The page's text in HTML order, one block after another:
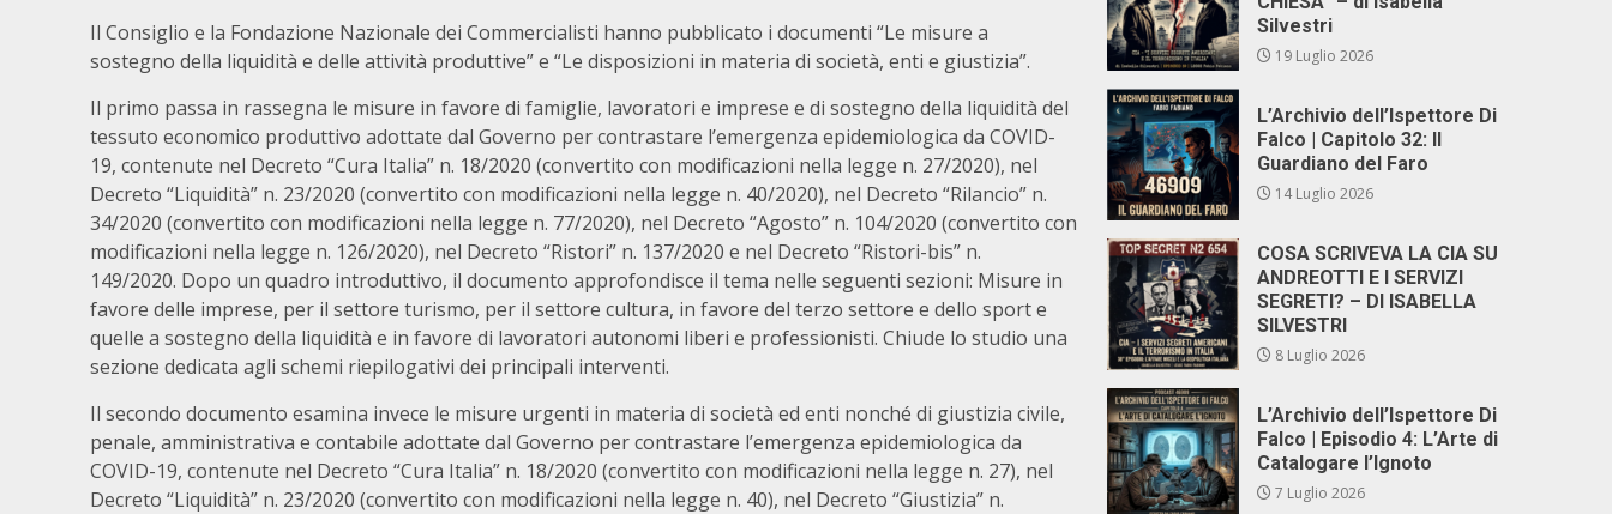
Il Consiglio e la Fondazione Nazionale dei Commercialisti hanno pubblicato i documenti “Le misure a
sostegno della liquidità e delle attività produttive” e “Le disposizioni in materia di società, enti e giustizia”.
Il primo passa in rassegna le misure in favore di famiglie, lavoratori e imprese e di sostegno della liquidità del
tessuto economico produttivo adottate dal Governo per contrastare l’emergenza epidemiologica da COVID-
19, contenute nel Decreto “Cura Italia” n. 18/2020 (convertito con modificazioni nella legge n. 27/2020), nel
Decreto “Liquidità” n. 23/2020 (convertito con modificazioni nella legge n. 40/2020), nel Decreto “Rilancio” n.
34/2020 (convertito con modificazioni nella legge n. 77/2020), nel Decreto “Agosto” n. 104/2020 (convertito con
modificazioni nella legge n. 126/2020), nel Decreto “Ristori” n. 137/2020 e nel Decreto “Ristori-bis” n.
149/2020. Dopo un quadro introduttivo, il documento approfondisce il tema nelle seguenti sezioni: Misure in
favore delle imprese, per il settore turismo, per il settore cultura, in favore del terzo settore e dello sport e
quelle a sostegno della liquidità e in favore di lavoratori autonomi liberi e professionisti. Chiude lo studio una
sezione dedicata agli schemi riepilogativi dei principali interventi.
Il secondo documento esamina invece le misure urgenti in materia di società ed enti nonché di giustizia civile,
penale, amministrativa e contabile adottate dal Governo per contrastare l’emergenza epidemiologica da
COVID-19, contenute nel Decreto “Cura Italia” n. 18/2020 (convertito con modificazioni nella legge n. 27), nel
Decreto “Liquidità” n. 23/2020 (convertito con modificazioni nella legge n. 40), nel Decreto “Giustizia” n.
Silvestri
19 Luglio 2026
L’Archivio dell’Ispettore Di
Falco | Capitolo 32: Il
Guardiano del Faro
14 Luglio 2026
COSA SCRIVEVA LA CIA SU
ANDREOTTI E I SERVIZI
SEGRETI? – DI ISABELLA
SILVESTRI
8 Luglio 2026
L’Archivio dell’Ispettore Di
Falco | Episodio 4: L’Arte di
Catalogare l’Ignoto
7 Luglio 2026